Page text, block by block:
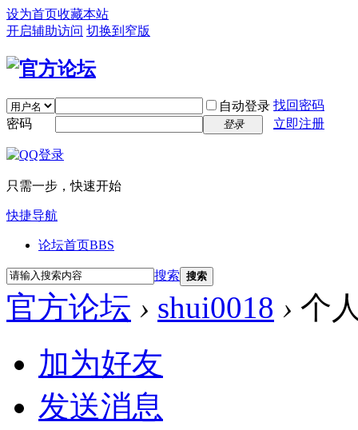
设为首页收藏本站
开启辅助访问 切换到窄版
自动登录 找回密码
密码
登录 立即注册
只需一步，快速开始
快捷导航
论坛首页BBS
搜索 搜索
官方论坛 › shui0018 › 个
加为好友
发送消息